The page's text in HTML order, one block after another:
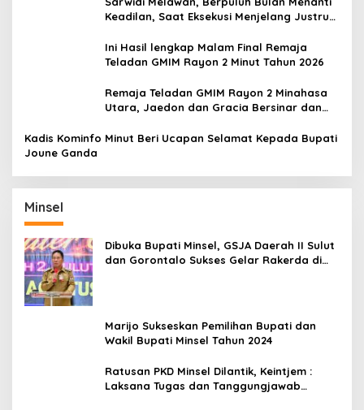
Keadilan, Saat Eksekusi Menjelang Justru
Ini Hasil lengkap Malam Final Remaja
Teladan GMIM Rayon 2 Minut Tahun 2026
Remaja Teladan GMIM Rayon 2 Minahasa
Utara, Jaedon dan Gracia Bersinar dan
Kadis Kominfo Minut Beri Ucapan Selamat Kepada Bupati
Joune Ganda
Minsel
Dibuka Bupati Minsel, GSJA Daerah II Sulut
dan Gorontalo Sukses Gelar Rakerda di
Marijo Sukseskan Pemilihan Bupati dan
Wakil Bupati Minsel Tahun 2024
Ratusan PKD Minsel Dilantik, Keintjem :
Laksana Tugas dan Tanggungjawab